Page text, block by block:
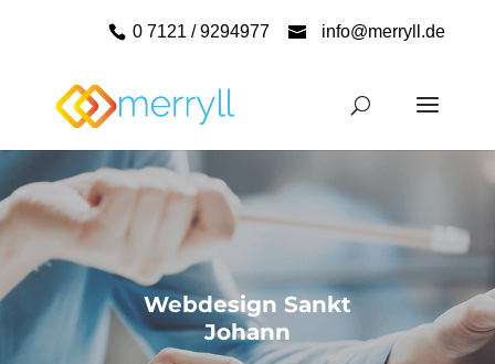
0 7121 / 9294977 info@merryll.de
Webdesign Sankt
Johann